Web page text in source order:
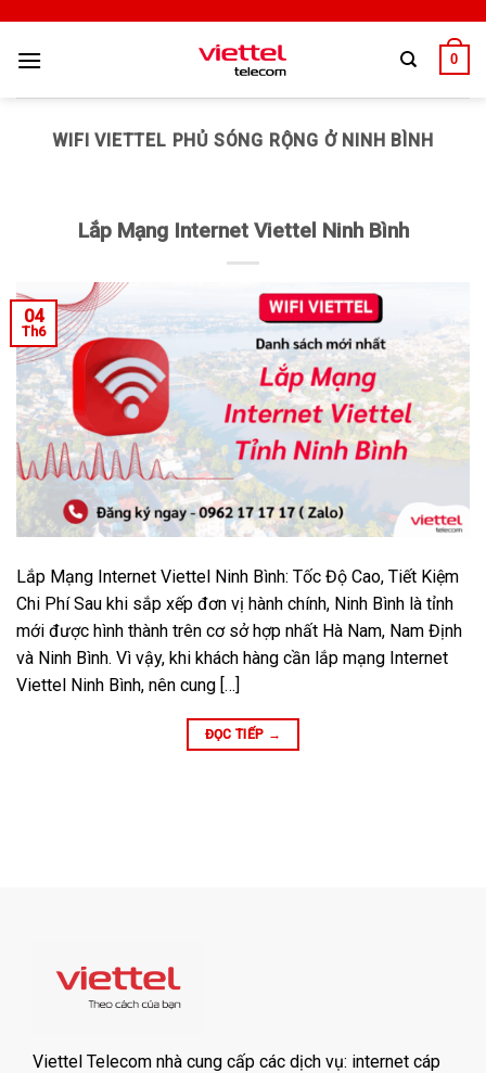
0
WIFI VIETTEL PHỦ SÓNG RỘNG Ở NINH BÌNH
Lắp Mạng Internet Viettel Ninh Bình
04
Th6
Lắp Mạng Internet Viettel Ninh Bình: Tốc Độ Cao, Tiết Kiệm
Chi Phí Sau khi sắp xếp đơn vị hành chính, Ninh Bình là tỉnh
mới được hình thành trên cơ sở hợp nhất Hà Nam, Nam Định
và Ninh Bình. Vì vậy, khi khách hàng cần lắp mạng Internet
Viettel Ninh Bình, nên cung […]
ĐỌC TIẾP →
Viettel Telecom nhà cung cấp các dịch vụ: internet cáp